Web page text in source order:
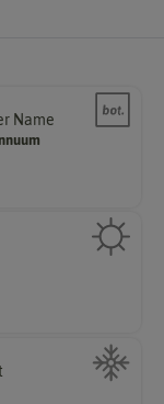
Name
der Pflanze.
halbschattig,
können.